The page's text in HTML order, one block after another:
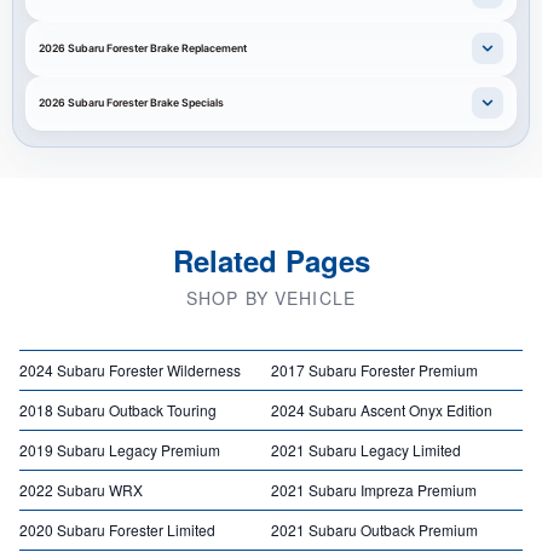
2026 Subaru Forester Brake Replacement
2026 Subaru Forester Brake Specials
Related Pages
SHOP BY VEHICLE
2024 Subaru Forester Wilderness
2017 Subaru Forester Premium
2018 Subaru Outback Touring
2024 Subaru Ascent Onyx Edition
2019 Subaru Legacy Premium
2021 Subaru Legacy Limited
2022 Subaru WRX
2021 Subaru Impreza Premium
2020 Subaru Forester Limited
2021 Subaru Outback Premium